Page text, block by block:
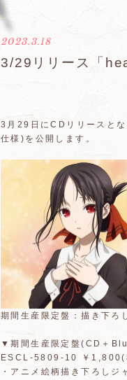
2023.3.18
3/29リリース「
3月29日にCDリリースと
仕様)を公開します。
期間生産限定盤：描き下ろ
▼期間生産限定盤(CD＋
ESCL-5809-10 ￥1,800(
・アニメ絵柄描き下ろしジ